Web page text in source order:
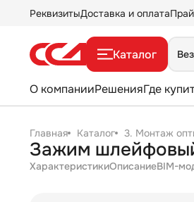
РеквизитыДоставка и оплата
Каталог
О компанииРешенияГде
Главная Каталог 3. Монтаж
Зажим
ХарактеристикиОписаниеBIM-